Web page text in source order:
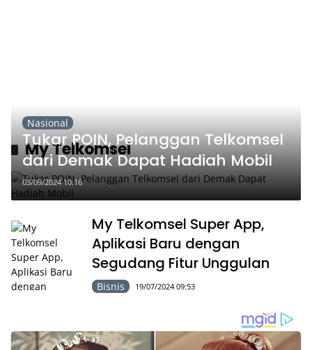
My Telkomsel
Nasional
Tukar POIN, Pelanggan Telkomsel
dari Demak Dapat Hadiah Mobil
03/09/2024 10:16
My Telkomsel Super App,
Aplikasi Baru dengan
Segudang Fitur Unggulan
Bisnis 19/07/2024 09:53